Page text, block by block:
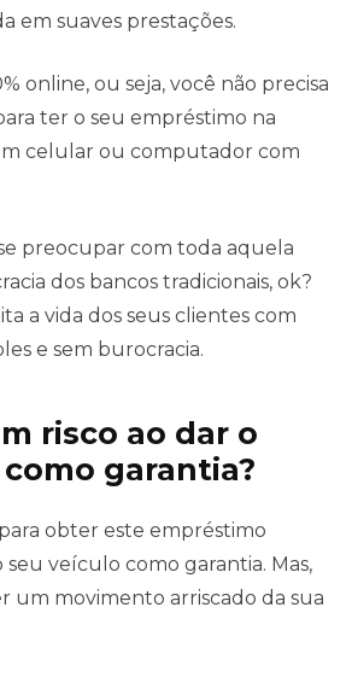
em suaves prestações.
online, ou seja, você não precisa
ter o seu empréstimo na
celular ou computador com
preocupar com toda aquela
dos bancos tradicionais, ok?
a vida dos seus clientes com
e sem burocracia.
risco ao dar o
garantia?
obter este empréstimo
seu veículo como garantia. Mas,
um movimento arriscado da sua